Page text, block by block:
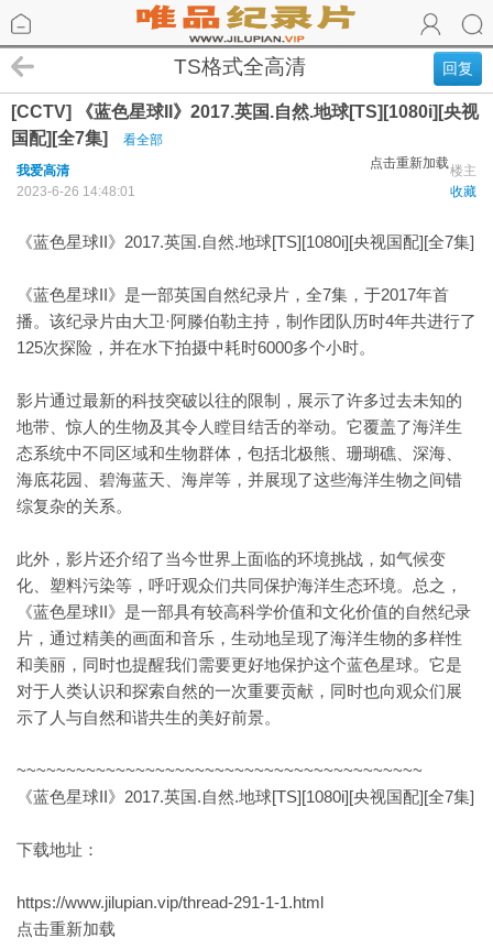
回复
TS格式全高清
[CCTV] 《蓝色星球II》2017.英国.自然.地球[TS][1080i][央视
国配][全7集]
看全部
点击重新加载楼主
我爱高清
收藏
2023-6-26 14:48:01
《蓝色星球II》2017.英国.自然.地球[TS][1080i][央视国配][全7集]
《蓝色星球II》是一部英国自然纪录片，全7集，于2017年首
播。该纪录片由大卫·阿滕伯勒主持，制作团队历时4年共进行了
125次探险，并在水下拍摄中耗时6000多个小时。
影片通过最新的科技突破以往的限制，展示了许多过去未知的
地带、惊人的生物及其令人瞠目结舌的举动。它覆盖了海洋生
态系统中不同区域和生物群体，包括北极熊、珊瑚礁、深海、
海底花园、碧海蓝天、海岸等，并展现了这些海洋生物之间错
综复杂的关系。
此外，影片还介绍了当今世界上面临的环境挑战，如气候变
化、塑料污染等，呼吁观众们共同保护海洋生态环境。总之，
《蓝色星球II》是一部具有较高科学价值和文化价值的自然纪录
片，通过精美的画面和音乐，生动地呈现了海洋生物的多样性
和美丽，同时也提醒我们需要更好地保护这个蓝色星球。它是
对于人类认识和探索自然的一次重要贡献，同时也向观众们展
示了人与自然和谐共生的美好前景。
~~~~~~~~~~~~~~~~~~~~~~~~~~~~~~~~~~~~~~~~~
《蓝色星球II》2017.英国.自然.地球[TS][1080i][央视国配][全7集]
下载地址：
https://www.jilupian.vip/thread-291-1-1.html
点击重新加载